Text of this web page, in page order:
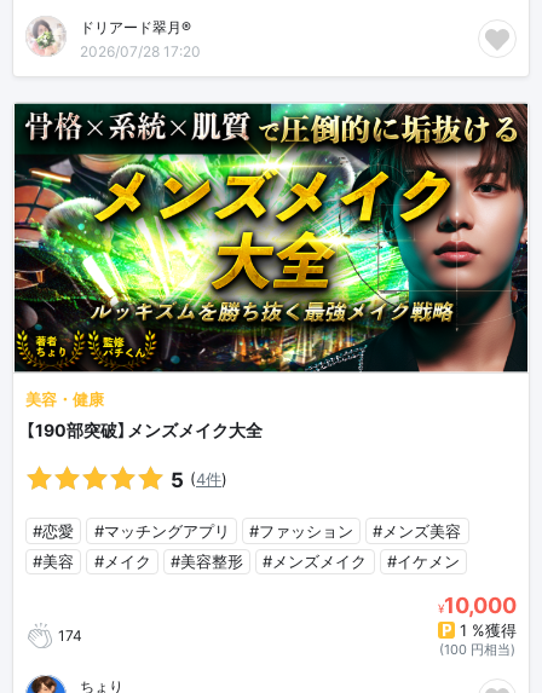
ドリアード翠月®
2026/07/28 17:20
美容・健康
【190部突破】メンズメイク大全
5 (4件)
#恋愛 #マッチングアプリ #ファッション
#メンズ美容
#美容
#メイク #美容整形 #メンズメイク #イケメン
174
¥10,000
1 %獲得
(100 円相当)
ちょり